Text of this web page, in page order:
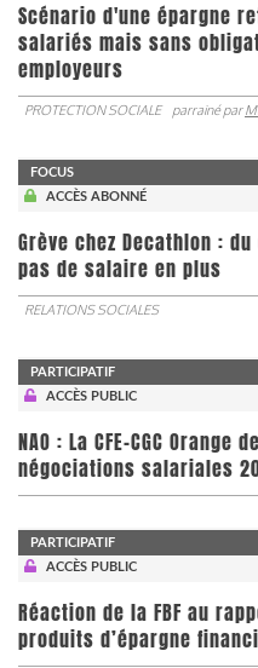
Scénario d'une épargne
salariés mais sans
employeurs
PROTECTION SOCIALE parrainé par
FOCUS
ACCÈS ABONNÉ
Grève chez Decathlon :
pas de salaire en plus
RELATIONS SOCIALES
PARTICIPATIF
ACCÈS PUBLIC
NAO : La CFE-CGC
négociations salariales
PARTICIPATIF
ACCÈS PUBLIC
​​​​​​​Réaction de la FBF au
produits d’épargne